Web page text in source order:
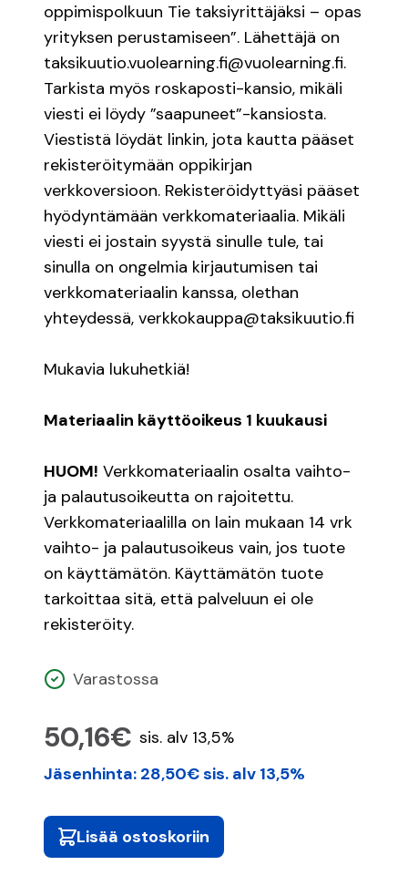
oppimispolkuun Tie taksiyrittäjäksi – opas
yrityksen perustamiseen”. Lähettäjä on
taksikuutio.vuolearning.fi@vuolearning.fi.
Tarkista myös roskaposti-kansio, mikäli
viesti ei löydy ”saapuneet”-kansiosta.
Viestistä löydät linkin, jota kautta pääset
rekisteröitymään oppikirjan
verkkoversioon. Rekisteröidyttyäsi pääset
hyödyntämään verkkomateriaalia. Mikäli
viesti ei jostain syystä sinulle tule, tai
sinulla on ongelmia kirjautumisen tai
verkkomateriaalin kanssa, olethan
yhteydessä, verkkokauppa@taksikuutio.fi
Mukavia lukuhetkiä!
Materiaalin käyttöoikeus 1 kuukausi
HUOM! Verkkomateriaalin osalta vaihto-
ja palautusoikeutta on rajoitettu.
Verkkomateriaalilla on lain mukaan 14 vrk
vaihto- ja palautusoikeus vain, jos tuote
on käyttämätön. Käyttämätön tuote
tarkoittaa sitä, että palveluun ei ole
rekisteröity.
Varastossa
50,16€ sis. alv 13,5%
Jäsenhinta: 28,50€ sis. alv 13,5%
Lisää ostoskoriin